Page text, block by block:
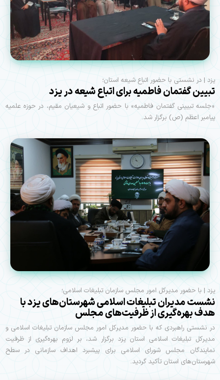
یزد | در نشستی با حضور اتباع شیعه استان؛
تبیین گفتمان فاطمیه برای اتباع شیعه در یزد
«جلسه تبیینی گفتمان فاطمیه» با حضور اتباع و شیعیان مقیم، در حوزه علمیه
پیامبر اعظم (ص) برگزار شد.
یزد | با حضور مدیرکل امور مجلس سازمان تبلیغات اسلامی؛
نشست مدیران تبلیغات اسلامی شهرستان‌های یزد با
هدف بهره‌گیری از ظرفیت‌های مجلس
در نشستی راهبردی که با حضور مدیرکل امور مجلس سازمان تبلیغات اسلامی و
مدیرکل تبلیغات اسلامی استان یزد برگزار شد، بر لزوم بهره‌گیری از ظرفیت
نمایندگان مجلس شورای اسلامی برای پیشبرد اهداف سازمانی در سطح
شهرستان‌های استان تأکید گردید.